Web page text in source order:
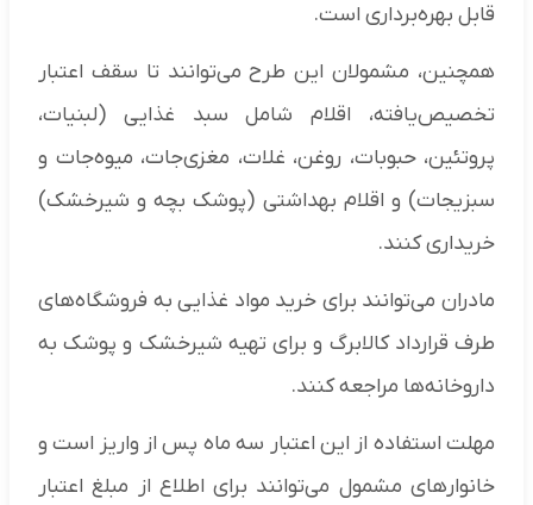
قابل بهره‌برداری است.
همچنین، مشمولان این طرح می‌توانند تا سقف اعتبار
تخصیص‌یافته، اقلام شامل سبد غذایی (لبنیات،
پروتئین، حبوبات، روغن، غلات، مغزی‌جات، میوه‌جات و
سبزیجات) و اقلام بهداشتی (پوشک بچه و شیرخشک)
خریداری کنند.
مادران می‌توانند برای خرید مواد غذایی به فروشگاه‌های
طرف قرارداد کالابرگ و برای تهیه شیرخشک و پوشک به
داروخانه‌ها مراجعه کنند.
مهلت استفاده از این اعتبار سه ماه پس از واریز است و
خانوارهای مشمول می‌توانند برای اطلاع از مبلغ اعتبار